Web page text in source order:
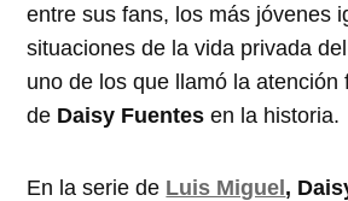
entre sus fans, los más jóvenes
situaciones de la vida privada
uno de los que llamó la atención
de Daisy Fuentesen la historia.
En la serie de Luis Miguel,